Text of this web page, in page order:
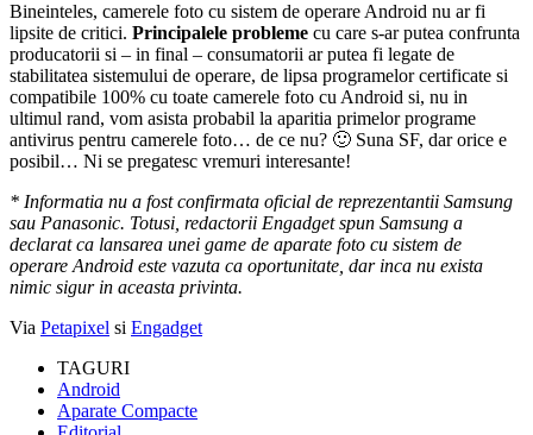
Bineinteles, camerele foto cu sistem de operare Android nu ar fi
lipsite de critici. Principalele probleme cu care s-ar putea confrunta
producatorii si – in final – consumatorii ar putea fi legate de
stabilitatea sistemului de operare, de lipsa programelor certificate si
compatibile 100% cu toate camerele foto cu Android si, nu in
ultimul rand, vom asista probabil la aparitia primelor programe
antivirus pentru camerele foto… de ce nu? 🙂 Suna SF, dar orice e
posibil… Ni se pregatesc vremuri interesante!
* Informatia nu a fost confirmata oficial de reprezentantii Samsung
sau Panasonic. Totusi, redactorii Engadget spun Samsung a
declarat ca lansarea unei game de aparate foto cu sistem de
operare Android este vazuta ca oportunitate, dar inca nu exista
nimic sigur in aceasta privinta.
Via Petapixel si Engadget
TAGURI
Android
Aparate Compacte